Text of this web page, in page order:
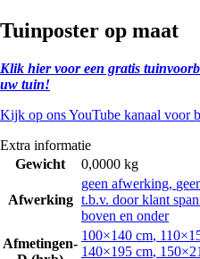
Tuinposter op maat
Klik hier voor een gratis
uw tuin!
Kijk op ons YouTube kanaal voor
Extra informatie
Gewicht
0,0000 kg
Afwerking
geen afwerking,
t.b.v. door klant
boven en onder
Afmetingen-
100×140 cm,
140×195 cm,